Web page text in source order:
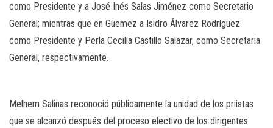
como Presidente y a José Inés Salas Jiménez como Secretario
General; mientras que en Güemez a Isidro Álvarez Rodríguez
como Presidente y Perla Cecilia Castillo Salazar, como Secretaria
General, respectivamente.
Melhem Salinas reconoció públicamente la unidad de los priistas
que se alcanzó después del proceso electivo de los dirigentes